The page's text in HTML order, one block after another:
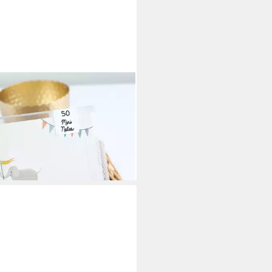
A7 Kleine Karten (50)
/ Stern, hochwertig
& modern, Hergestellt in
- in 5-6 Werktagen bei dir